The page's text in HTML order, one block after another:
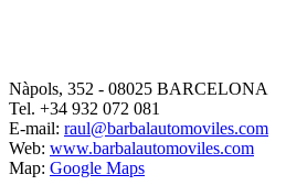
Nàpols, 352 - 08025 BARCELONA
Tel. +34 932 072 081
E-mail: raul@barbalautomoviles.com
Web: www.barbalautomoviles.com
Map: Google Maps